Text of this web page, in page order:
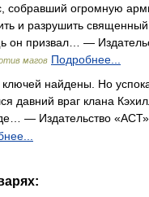
собравший огромную
и разрушить
он призвал… —
магов Подробнее...
найдены. Но
давний враг клана
— Издательство «АСТ»,